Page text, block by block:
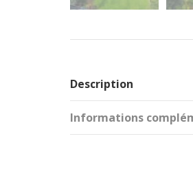
Description
Informations